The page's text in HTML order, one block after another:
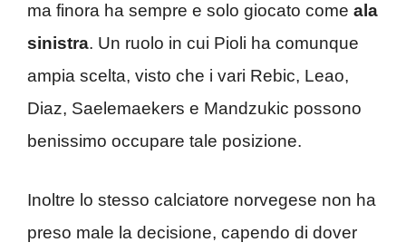
ma finora ha sempre e solo giocato come ala
sinistra. Un ruolo in cui Pioli ha comunque
ampia scelta, visto che i vari Rebic, Leao,
Diaz, Saelemaekers e Mandzukic possono
benissimo occupare tale posizione.
Inoltre lo stesso calciatore norvegese non ha
preso male la decisione, capendo di dover